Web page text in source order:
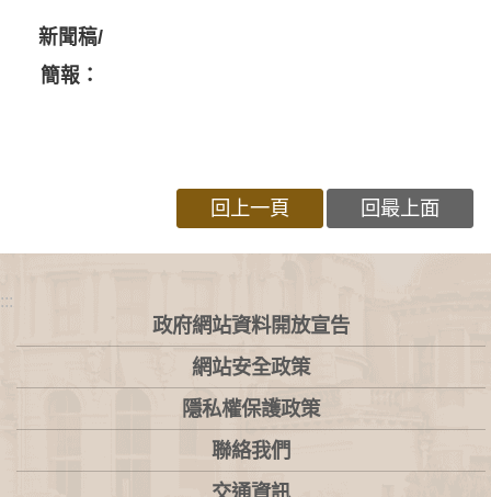
新聞稿/
簡報：
回上一頁 回最上面
:::
政府網站資料開放宣告
網站安全政策
隱私權保護政策
聯絡我們
交通資訊